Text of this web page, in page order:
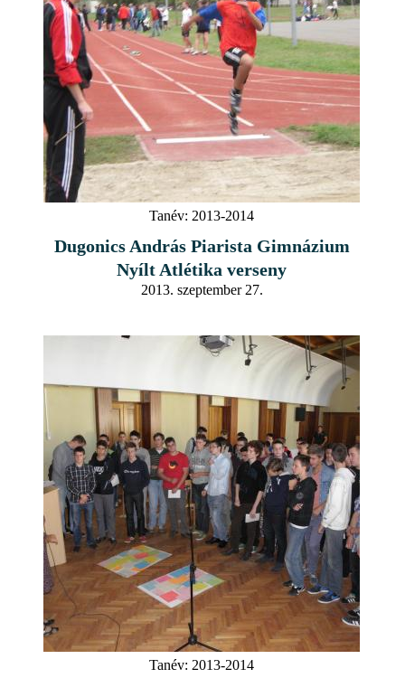
Tanév: 2013-2014
Dugonics András Piarista Gimnázium
Nyílt Atlétika verseny
2013. szeptember 27.
Tanév: 2013-2014